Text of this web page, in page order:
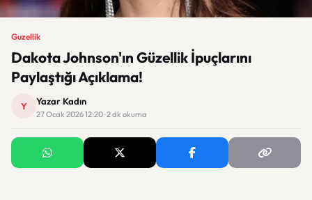
Guzellik
Dakota Johnson'ın Güzellik İpuçlarını
Paylaştığı Açıklama!
Y Yazar Kadın
27 Ocak 2026 12:20 · 2 dk okuma